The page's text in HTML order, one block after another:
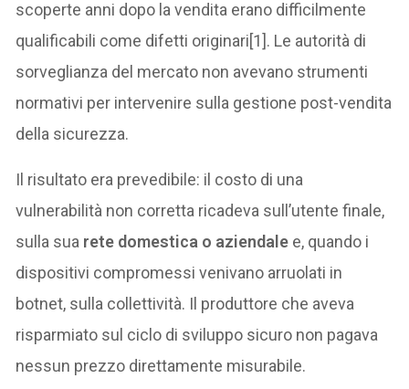
scoperte anni dopo la vendita erano difficilmente
qualificabili come difetti originari[1]. Le autorità di
sorveglianza del mercato non avevano strumenti
normativi per intervenire sulla gestione post-vendita
della sicurezza.
Il risultato era prevedibile: il costo di una
vulnerabilità non corretta ricadeva sull’utente finale,
sulla sua rete domestica o aziendale e, quando i
dispositivi compromessi venivano arruolati in
botnet, sulla collettività. Il produttore che aveva
risparmiato sul ciclo di sviluppo sicuro non pagava
nessun prezzo direttamente misurabile.